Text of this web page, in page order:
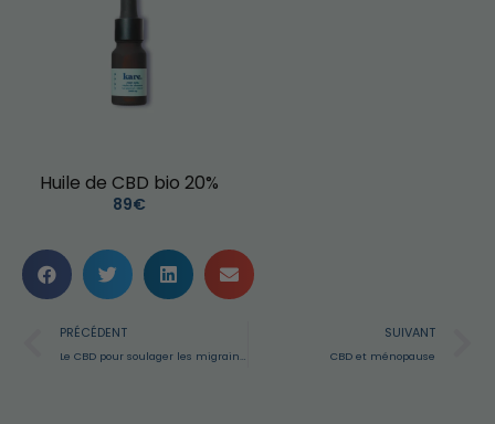
Huile de CBD bio 20%
89€
PRÉCÉDENT SUIVANT
CBD et ménopause